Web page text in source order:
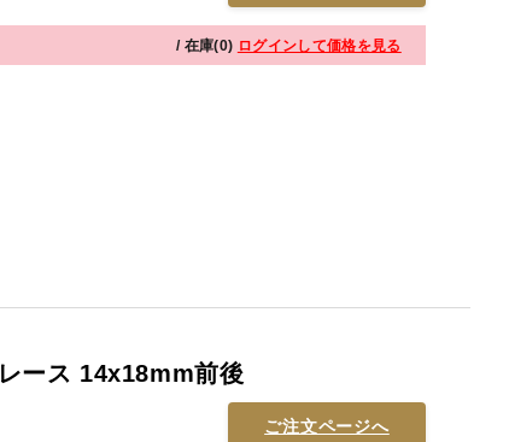
/ 在庫(0) ログインして価格を見る
ース 14x18mm前後
ご注文ページへ